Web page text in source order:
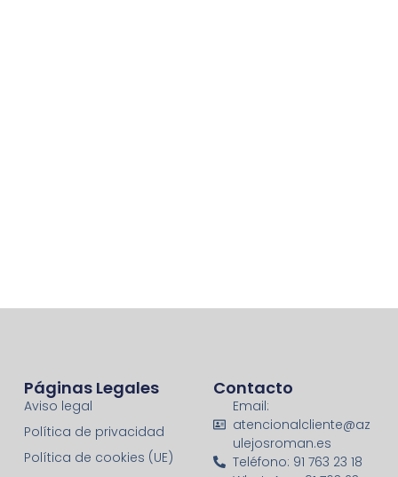
Páginas Legales
Aviso legal
Política de privacidad
Política de cookies (UE)
Contacto
Email:
atencionalcliente@az
ulejosroman.es
Teléfono: 91 763 23 18